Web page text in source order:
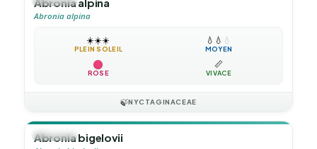
Abronia alpina
Abronia alpina
☀️☀️☀️
PLEIN SOLEIL
💧 💧 💧
MOYEN
ROSE
📏
VIVACE
🍃NYCTAGINACEAE
🪴VIVACE
Abronia bigelovii